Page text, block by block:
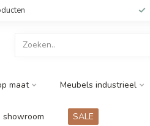
maat Meubels industrieel
showroom SALE